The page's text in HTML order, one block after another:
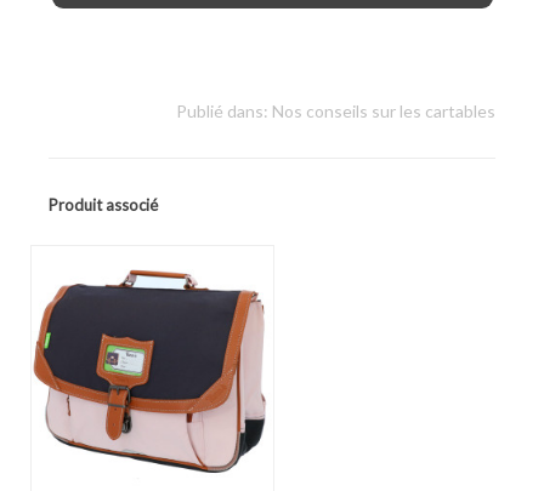
Publié dans: Nos conseils sur les cartables
Produit associé